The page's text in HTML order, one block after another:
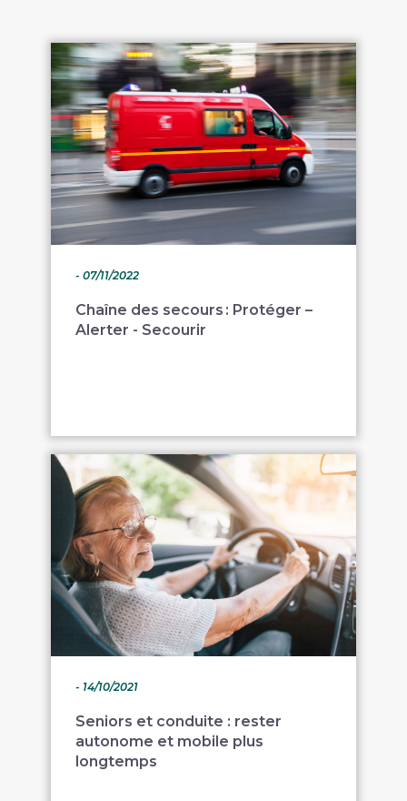
- 07/11/2022
Chaîne des secours : Protéger –
Alerter - Secourir
- 14/10/2021
Seniors et conduite : rester
autonome et mobile plus
longtemps